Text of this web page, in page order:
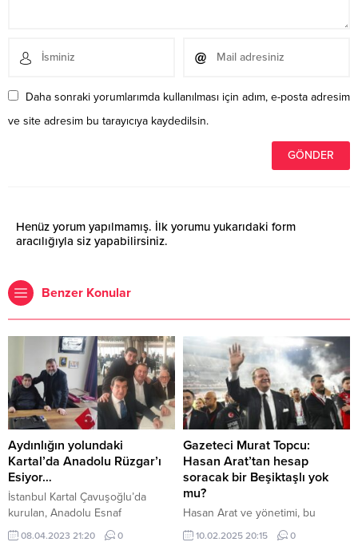
Daha sonraki yorumlarımda kullanılması için adım, e-posta adresim
ve site adresim bu tarayıcıya kaydedilsin.
Henüz yorum yapılmamış. İlk yorumu yukarıdaki form
aracılığıyla siz yapabilirsiniz.
Benzer Konular
Aydınlığın yolundaki
Kartal’da Anadolu Rüzgar’ı
Esiyor…
İstanbul Kartal Çavuşoğlu’da
kurulan, Anadolu Esnaf
Dayanışma Derneği Başkanı Uğur
08.04.2023 21:20 0
Gazeteci Murat Topcu:
Hasan Arat’tan hesap
soracak bir Beşiktaşlı yok
mu?
Hasan Arat ve yönetimi, bu
enkazı devraldıktan sonra çözüm
10.02.2025 20:15 0